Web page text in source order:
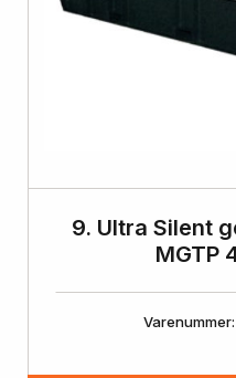
9. Ultra Silent
MGTP